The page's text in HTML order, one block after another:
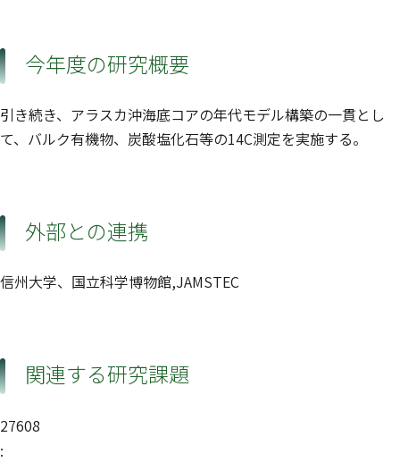
今年度の研究概要
引き続き、アラスカ沖海底コアの年代モデル構築の一貫とし
て、バルク有機物、炭酸塩化石等の14C測定を実施する。
外部との連携
信州大学、国立科学博物館,JAMSTEC
関連する研究課題
27608
: